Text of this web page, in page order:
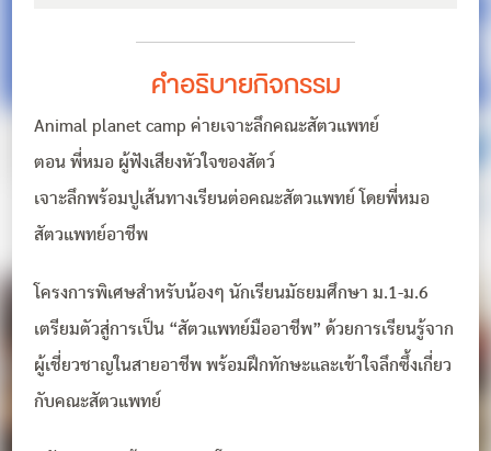
คำอธิบายกิจกรรม
Animal planet camp ค่ายเจาะลึกคณะสัตวแพทย์
ตอน พี่หมอ ผู้ฟังเสียงหัวใจของสัตว์
เจาะลึกพร้อมปูเส้นทางเรียนต่อคณะสัตวแพทย์ โดยพี่หมอ
สัตวแพทย์อาชีพ
โครงการพิเศษสำหรับน้องๆ นักเรียนมัธยมศึกษา ม.1-ม.6
เตรียมตัวสู่การเป็น “สัตวแพทย์มืออาชีพ” ด้วยการเรียนรู้จาก
ผู้เชี่ยวชาญในสายอาชีพ พร้อมฝึกทักษะและเข้าใจลึกซึ้งเกี่ยว
กับคณะสัตวแพทย์